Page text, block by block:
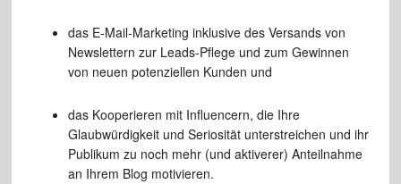
das E-Mail-Marketing inklusive des Versands von
Newslettern zur Leads-Pflege und zum Gewinnen
von neuen potenziellen Kunden und
das Kooperieren mit Influencern, die Ihre
Glaubwürdigkeit und Seriosität unterstreichen und ihr
Publikum zu noch mehr (und aktiverer) Anteilnahme
an Ihrem Blog motivieren.